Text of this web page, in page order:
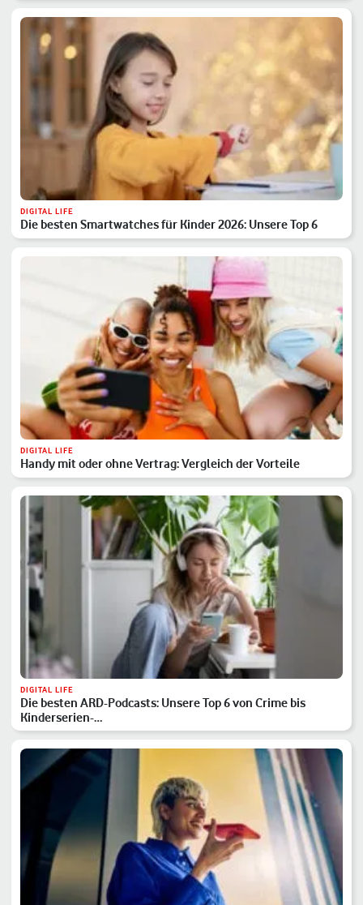
DIGITAL LIFE
Die besten Smartwatches für Kinder 2026: Unsere Top 6
DIGITAL LIFE
Handy mit oder ohne Vertrag: Vergleich der Vorteile
DIGITAL LIFE
Die besten ARD-Podcasts: Unsere Top 6 von Crime bis
Kinderserien-…